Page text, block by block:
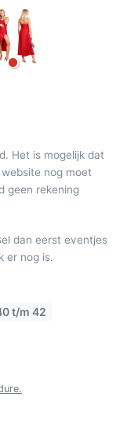
Het is mogelijk dat
nog moet
geen rekening
dan eerst eventjes
er nog is.
t/m 42